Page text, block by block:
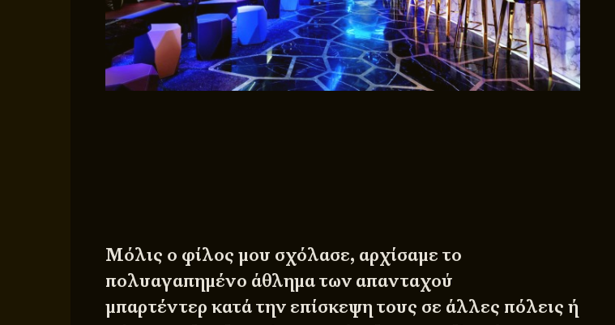
Μόλις ο φίλος μου σχόλασε, αρχίσαμε το
πολυαγαπημένο άθλημα των απανταχού
μπαρτέντερ κατά την επίσκεψη τους σε άλλες πόλεις ή